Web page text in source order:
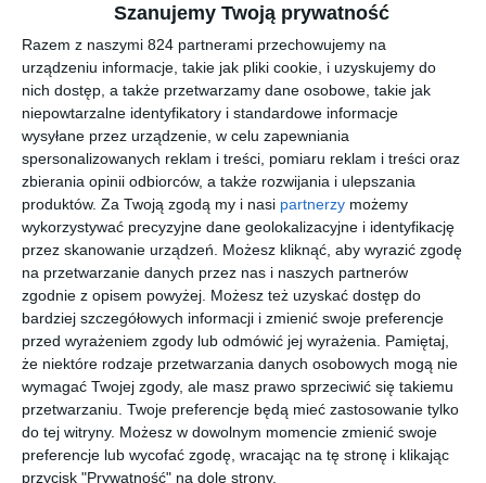
Szanujemy Twoją prywatność
Razem z naszymi 824 partnerami przechowujemy na
urządzeniu informacje, takie jak pliki cookie, i uzyskujemy do
nich dostęp, a także przetwarzamy dane osobowe, takie jak
niepowtarzalne identyfikatory i standardowe informacje
wysyłane przez urządzenie, w celu zapewniania
spersonalizowanych reklam i treści, pomiaru reklam i treści oraz
zbierania opinii odbiorców, a także rozwijania i ulepszania
produktów. Za Twoją zgodą my i nasi partnerzy możemy
wykorzystywać precyzyjne dane geolokalizacyjne i identyfikację
przez skanowanie urządzeń. Możesz kliknąć, aby wyrazić zgodę
na przetwarzanie danych przez nas i naszych partnerów
zgodnie z opisem powyżej. Możesz też uzyskać dostęp do
bardziej szczegółowych informacji i zmienić swoje preferencje
przed wyrażeniem zgody lub odmówić jej wyrażenia.
Pamiętaj,
że niektóre rodzaje przetwarzania danych osobowych mogą nie
wymagać Twojej zgody, ale masz prawo sprzeciwić się takiemu
przetwarzaniu. Twoje preferencje będą mieć zastosowanie tylko
do tej witryny. Możesz w dowolnym momencie zmienić swoje
preferencje lub wycofać zgodę, wracając na tę stronę i klikając
przycisk "Prywatność" na dole strony.
Hurghada
Empire
Beach
Aqua
Park (ex.
Triton
Empire
Beach
Hurghada
)
1468 zł
za osobę
Hurghada
Eagles
Paradise
Abu
Soma
Resort
1562 zł
za osobę
Hurghada
King Tut
Resort
1742 zł
za osobę
Hurghada
Sunny
Days
Palma De
Resortza osobę
Hurghada
Sunny
Days El
Resort &
SPA1925 zł
za osobę
Hurghada
Rewaya
Majestic
Resort
2052 zł
za osobę
Hurghada
Regina
Resort
2182 zł
za osobę
First
Minute
Hurghada
Elysees
Hurghada
Elysees
Dream
Beach)
2217 zł
za osobę